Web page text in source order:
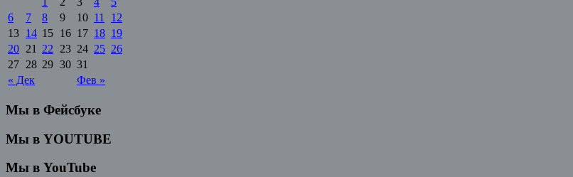
« Дек Фев »
6
7 8 9 10 11
12
13 14 15 16 17 18 19
20 21 22 23 24 25 26
27 28 29 30 31
Мы в Фейсбуке
Мы в YOUTUBE
Мы в YouTube